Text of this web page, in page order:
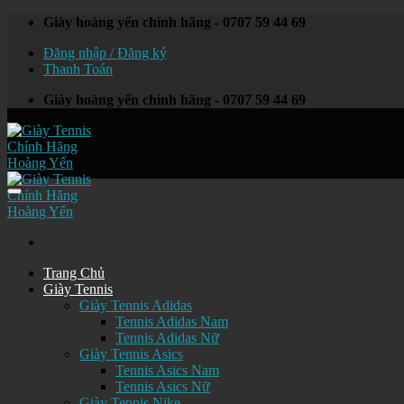
Skip
content
Giày hoàng yến chính hãng - 0707 59 44 69
Đăng nhập / Đăng ký
Thanh Toán
Giày hoàng yến chính hãng - 0707 59 44 69
Trang Chủ
Giày Tennis
Giày Tennis Adidas
Tennis Adidas Nam
Tennis Adidas Nữ
Giày Tennis Asics
Tennis Asics Nam
Tennis Asics Nữ